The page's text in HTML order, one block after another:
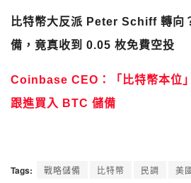
比特幣大反派 Peter Schiff 轉向
備，竟真收到 0.05 枚免費空投
Coinbase CEO：「比特幣本位
跟進買入 BTC 儲備
Tags: 戰略儲備 比特幣 民調 美